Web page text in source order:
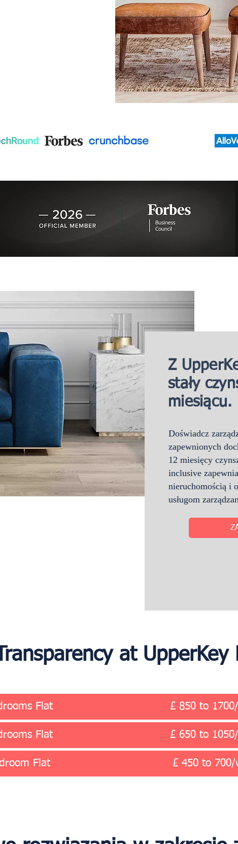
Z
stały
miesiącu.
Doświadcz
zapewnionych
12 miesięcy
inclusive
nieruchomością i
usługom
at UpperKey
Flat £ 850 to
Flat £ 650 to
Flat £ 450 to 700/